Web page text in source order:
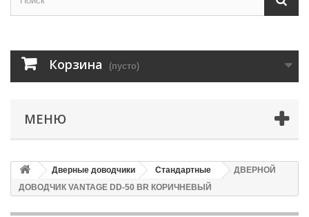
Корзина (пусто)
МЕНЮ
Дверные доводчики Стандартные
ДВЕРНОЙ
ДОВОДЧИК VANTAGE DD-50 BR КОРИЧНЕВЫЙ